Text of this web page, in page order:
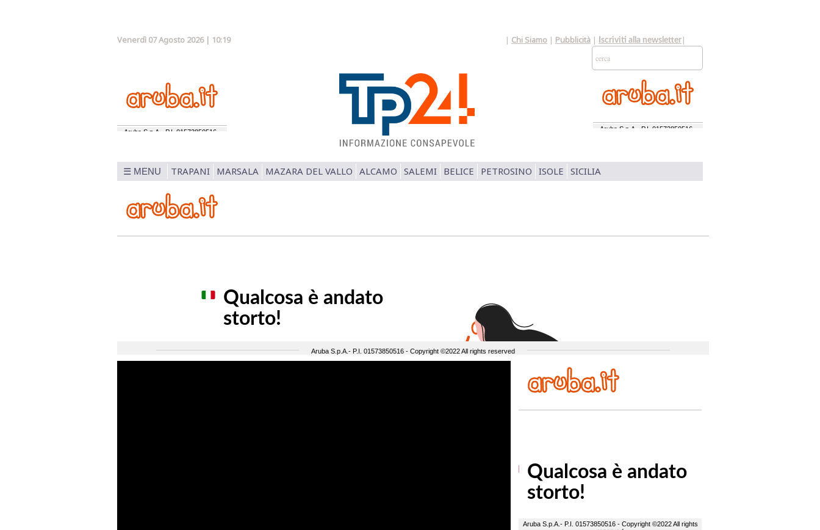
Venerdì 07 Agosto 2026 | 10:19 | Chi Siamo | Pubblicità | Iscriviti alla newsletter |
☰ MENU TRAPANI MARSALA MAZARA DEL VALLO ALCAMO SALEMI BELICE PETROSINO ISOLE SICILIA